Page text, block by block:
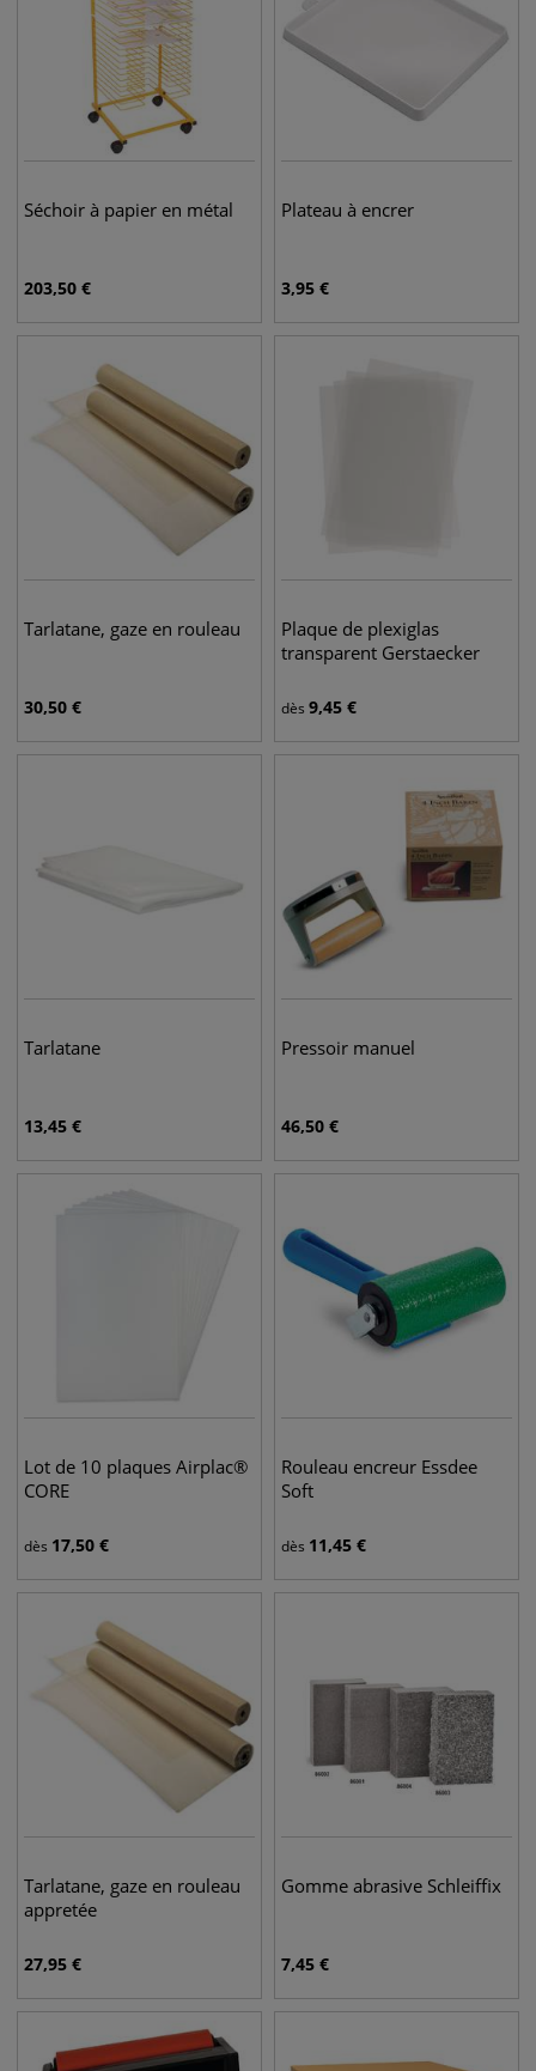
Séchoir à papier en métal
203,50 €
Plateau à encrer
3,95 €
Tarlatane, gaze en rouleau
30,50 €
Plaque de plexiglas
transparent Gerstaecker
dès 9,45 €
Tarlatane
13,45 €
Pressoir manuel
46,50 €
Lot de 10 plaques Airplac®
CORE
dès 17,50 €
Rouleau encreur Essdee
Soft
dès 11,45 €
Tarlatane, gaze en rouleau
appretée
27,95 €
Gomme abrasive Schleiffix
7,45 €